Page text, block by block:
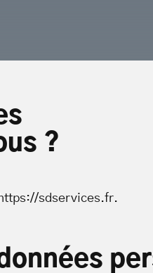
?
sdservices.fr.